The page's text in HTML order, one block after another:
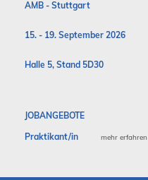
AMB - Stuttgart
15. - 19. September 2026
Halle 5, Stand 5D30
JOBANGEBOTE
Praktikant/in
mehr erfahren